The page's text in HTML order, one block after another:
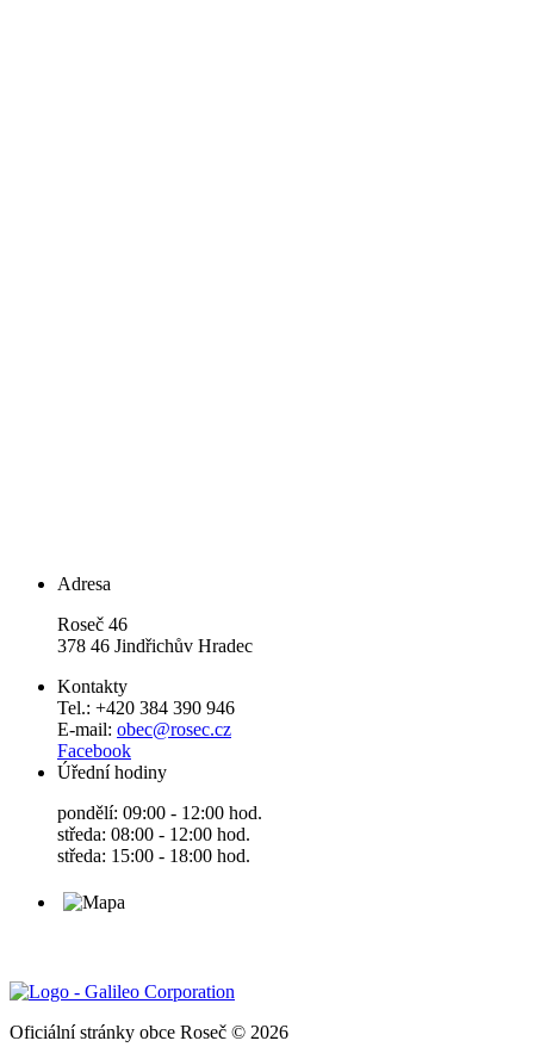
Adresa
Roseč 46
378 46 Jindřichův Hradec
Kontakty
Tel.: +420 384 390 946
E-mail: obec@rosec.cz
Facebook
Úřední hodiny
pondělí: 09:00 - 12:00 hod.
středa: 08:00 - 12:00 hod.
středa: 15:00 - 18:00 hod.
Oficiální stránky obce Roseč © 2026